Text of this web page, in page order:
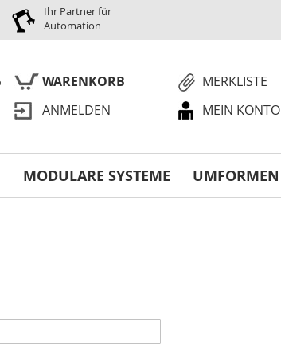
Ihr Partner für
Automation
WARENKORB
MERKLISTE
ANMELDEN
MEIN KONTO
MODULARE SYSTEME UMFORMEN